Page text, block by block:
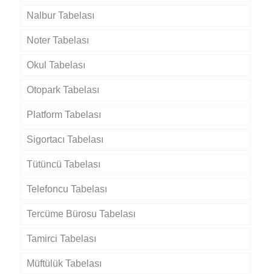
Nalbur Tabelası
Noter Tabelası
Okul Tabelası
Otopark Tabelası
Platform Tabelası
Sigortacı Tabelası
Tütüncü Tabelası
Telefoncu Tabelası
Tercüme Bürosu Tabelası
Tamirci Tabelası
Müftülük Tabelası